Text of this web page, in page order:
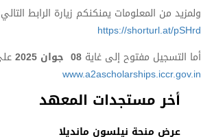
أخر مستجدات المعهد
عرض منحة نيلسون مانديلا
ولمزيد من المعلومات يمنكنكم زيارة الرابط
https://shorturl.at/pSHrd
أما التسجيل مفتوح إلى غاية 08 جوان 2025
www.a2ascholarships.iccr.gov.in